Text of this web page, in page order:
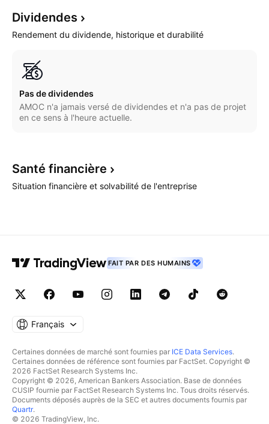
Dividendes
Rendement du dividende, historique et durabilité
Pas de dividendes
AMOC n'a jamais versé de dividendes et n'a pas de projet
en ce sens à l'heure actuelle.
Santé financière
Situation financière et solvabilité de l'entreprise
FAIT PAR DES HUMAINS
Français
Certaines données de marché sont fournies par ICE Data Services.
Certaines données de référence sont fournies par FactSet. Copyright ©
2026 FactSet Research Systems Inc.
Copyright © 2026, American Bankers Association. Base de données
CUSIP fournie par FactSet Research Systems Inc. Tous droits réservés.
Documents déposés auprès de la SEC et autres documents fournis par
Quartr.
© 2026 TradingView, Inc.